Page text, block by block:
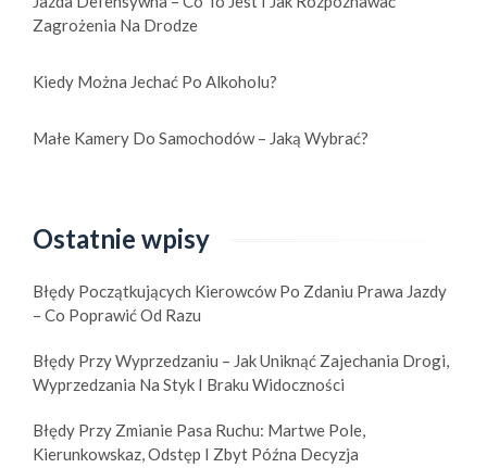
Zagrożenia Na Drodze
Kiedy Można Jechać Po Alkoholu?
Małe Kamery Do Samochodów – Jaką Wybrać?
Ostatnie wpisy
Błędy Początkujących Kierowców Po Zdaniu Prawa Jazdy
– Co Poprawić Od Razu
Błędy Przy Wyprzedzaniu – Jak Uniknąć Zajechania Drogi,
Wyprzedzania Na Styk I Braku Widoczności
Błędy Przy Zmianie Pasa Ruchu: Martwe Pole,
Kierunkowskaz, Odstęp I Zbyt Późna Decyzja